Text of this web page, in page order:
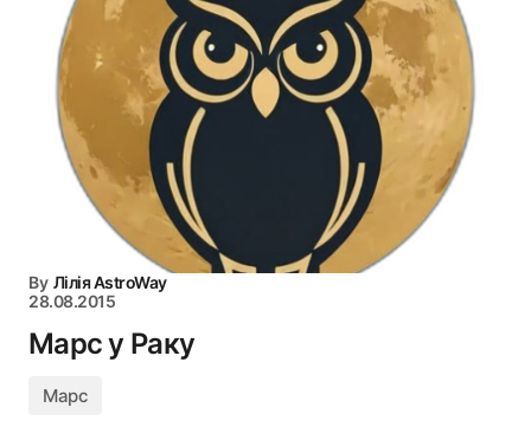
By Лілія AstroWay
28.08.2015
Марс у Раку
Марс